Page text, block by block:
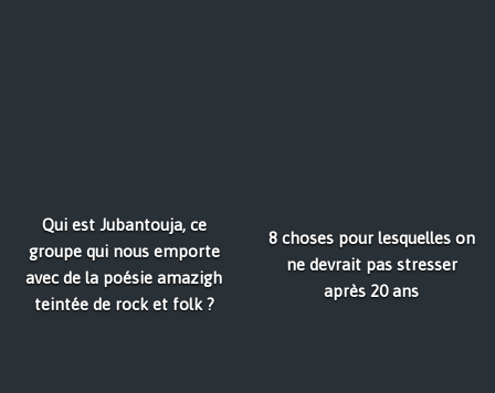
Qui est Jubantouja, ce
groupe qui nous emporte
avec de la poésie amazigh
teintée de rock et folk ?
8 choses pour lesquelles on
ne devrait pas stresser
après 20 ans